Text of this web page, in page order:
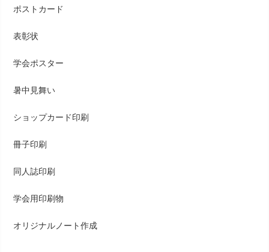
ポストカード
表彰状
学会ポスター
暑中見舞い
ショップカード印刷
冊子印刷
同人誌印刷
学会用印刷物
オリジナルノート作成